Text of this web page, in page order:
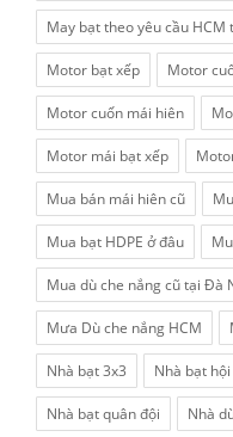
May bạt theo yêu cầu HCM
Motor bạt xếp Motor
Motor cuốn mái hiên
Motor mái bạt xếp
Mua bán mái hiên cũ
Mua bạt HDPE ở đâu
Mua dù che nắng cũ tại Đà
Mưa Dù che nắng HCM
Nhà bạt 3x3 Nhà bạt
Nhà bạt quân đội Nhà